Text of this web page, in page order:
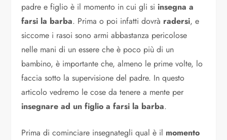
padre e figlio è il momento in cui gli si insegna a
farsi la barba. Prima o poi infatti dovrà radersi, e
siccome i rasoi sono armi abbastanza pericolose
nelle mani di un essere che è poco più di un
bambino, è importante che, almeno le prime volte, lo
faccia sotto la supervisione del padre. In questo
articolo vedremo le cose da tenere a mente per
insegnare ad un figlio a farsi la barba.
Prima di cominciare insegnategli qual è il momento